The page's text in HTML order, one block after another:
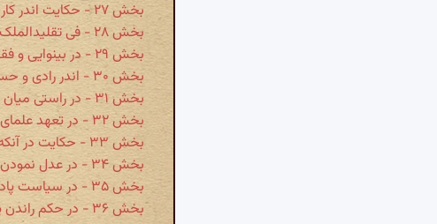
بخش ۲۷ - حکایت اندر کار نادانی و بی‌سیاستی پادشاه
بخش ۲۸ - فی تقلیدالملک
بخش ۲۹ - در بینوایی و فقر دبیران گوید
بخش ۳۰ - اندر رادی و حسن سیرت پادشاه
بخش ۳۱ - در راستی میان جور و عدل
بخش ۳۲ - در تعهد علمای دیندار
بخش ۳۳ - حکایت در آنکه پادشاه را دل در هوا نباید بستن
بخش ۳۴ - در عدل نمودن و ظلم کردن
بخش ۳۵ - در سیاست پادشاه
بخش ۳۶ - در حکم راندن پادشاه